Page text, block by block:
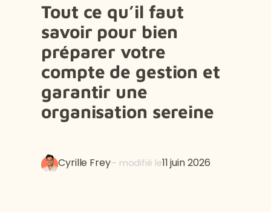
Tout ce qu’il faut
savoir pour bien
préparer votre
compte de gestion et
garantir une
organisation sereine
Cyrille Frey– modifié le11 juin 2026